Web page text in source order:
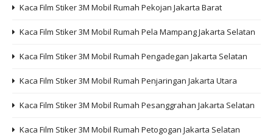
Kaca Film Stiker 3M Mobil Rumah Pekojan Jakarta Barat
Kaca Film Stiker 3M Mobil Rumah Pela Mampang Jakarta Selatan
Kaca Film Stiker 3M Mobil Rumah Pengadegan Jakarta Selatan
Kaca Film Stiker 3M Mobil Rumah Penjaringan Jakarta Utara
Kaca Film Stiker 3M Mobil Rumah Pesanggrahan Jakarta Selatan
Kaca Film Stiker 3M Mobil Rumah Petogogan Jakarta Selatan